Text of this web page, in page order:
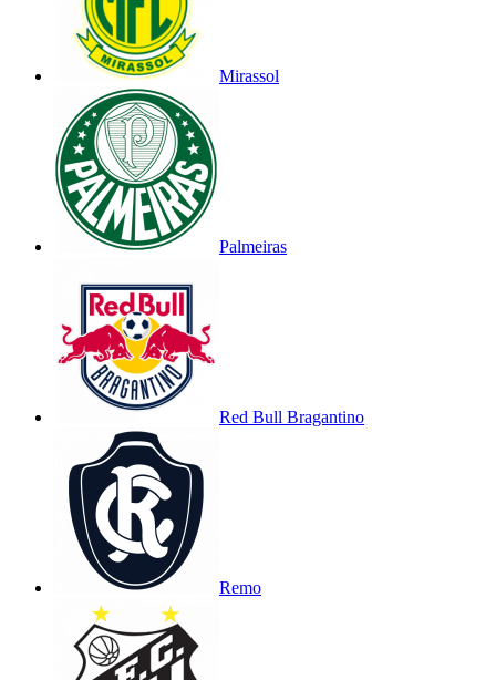
Mirassol
Palmeiras
Red Bull Bragantino
Remo